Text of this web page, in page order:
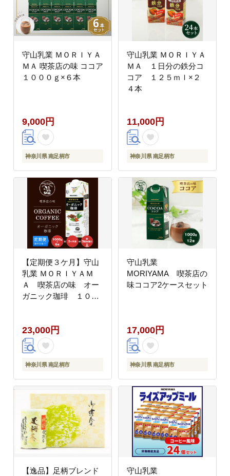
守山乳業 ＭＯＲＩＹＡ
ＭＡ 喫茶店の味 ココア
１０００ｇ×６本
9,000円
神奈川県 南足柄市
守山乳業 ＭＯＲＩＹＡ
ＭＡ １日分の鉄分コ
コア １２５ｍｌ×２
４本
11,000円
神奈川県 南足柄市
【定期便３ケ月】守山
乳業 ＭＯＲＩＹＡＭ
Ａ 喫茶店の味 オー
ガニック珈琲 １００
23,000円
神奈川県 南足柄市
守山乳業
MORIYAMA 喫茶店の
味ココア2ケースセット
17,000円
神奈川県 南足柄市
【逸品】足柄ブレンド
守山乳業